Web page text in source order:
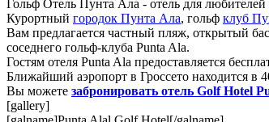
Гольф Отель Пунта Ала - отель для
Курортный городок Пунта Ала, гольф клуб
Вам предлагается частный пляж, открытый
соседнего гольф-клуба Punta Ala.
Гостям отеля Punta Ala предоставляется
Ближайший аэропорт в Гроссето находится в
Вы можете забронировать отель Golf Hotel
[gallery]